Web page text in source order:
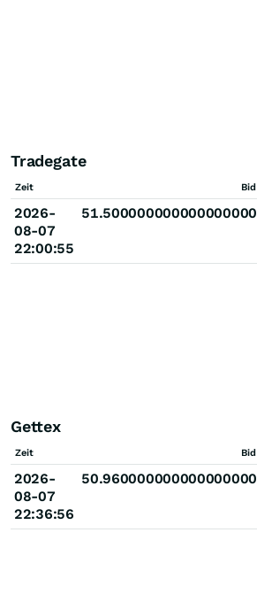
Tradegate
Zeit Bid
2026-
08-07
22:00:55
51.500000000000000000
Gettex
Zeit Bid
2026-
08-07
22:36:56
50.960000000000000000